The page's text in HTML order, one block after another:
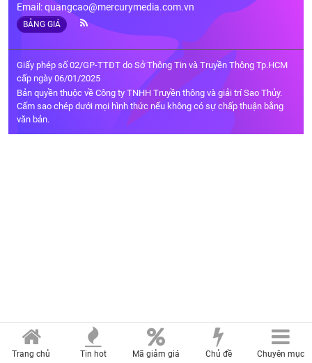
Email:quangcao@mercurymedia.com.vn
BẢNG GIÁ
Giấy phép số 02/GP-TTĐT do Sở Thông Tin và Truyền Thông Tp.HCM
cấp ngày 06/01/2025
Bản quyền thuộc về Công ty TNHH Truyền thông và giải trí Sao Thủy.
Cấm sao chép dưới mọi hình thức nếu không có sự chấp thuận bằng
văn bản.
Trang chủ Tin hot Mã giảm giá Chủ đề Chuyên mục